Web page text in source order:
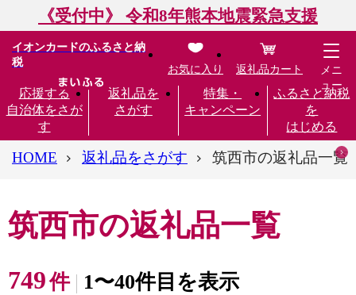
《受付中》 令和8年熊本地震緊急支援
イオンカードのふるさと納
税
応援する
自治体をさが
す
返礼品を
さがす
特集・
キャンペーン
ふるさと納税
を
はじめる
お気に入り 返礼品カート
メニ
ュー
HOME 返礼品をさがす 筑西市の返礼品一覧
筑西市の返礼品一覧
749件 1〜40件目を表示